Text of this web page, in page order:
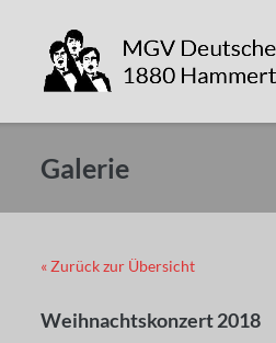
Galerie
« Zurück zur Übersicht
Weihnachtskonzert 2018